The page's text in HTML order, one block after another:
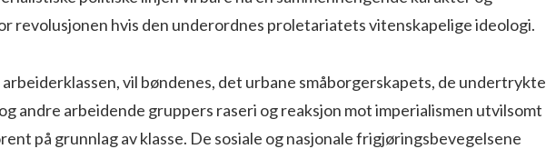
revolusjonen hvis den underordnes proletariatets vitenskapelige ideologi.
vil bøndenes, det urbane småborgerskapets, de undertrykte
andre arbeidende gruppers raseri og reaksjon mot imperialismen utvilsomt
på grunnlag av klasse. De sosiale og nasjonale frigjøringsbevegelsene